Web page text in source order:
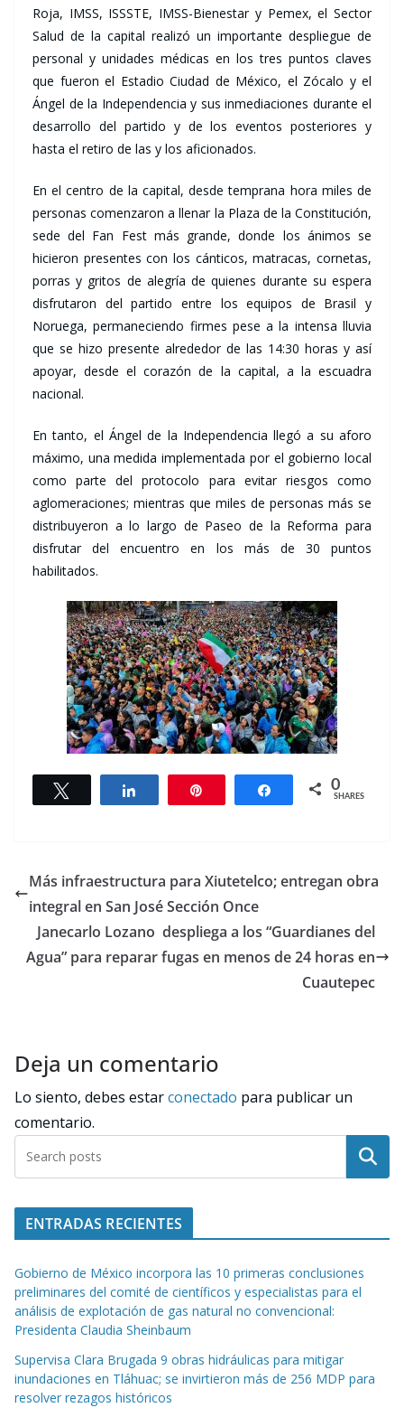
Roja, IMSS, ISSSTE, IMSS-Bienestar y Pemex, el Sector
Salud de la capital realizó un importante despliegue de
personal y unidades médicas en los tres puntos claves
que fueron el Estadio Ciudad de México, el Zócalo y el
Ángel de la Independencia y sus inmediaciones durante el
desarrollo del partido y de los eventos posteriores y
hasta el retiro de las y los aficionados.
En el centro de la capital, desde temprana hora miles de
personas comenzaron a llenar la Plaza de la Constitución,
sede del Fan Fest más grande, donde los ánimos se
hicieron presentes con los cánticos, matracas, cornetas,
porras y gritos de alegría de quienes durante su espera
disfrutaron del partido entre los equipos de Brasil y
Noruega, permaneciendo firmes pese a la intensa lluvia
que se hizo presente alrededor de las 14:30 horas y así
apoyar, desde el corazón de la capital, a la escuadra
nacional.
En tanto, el Ángel de la Independencia llegó a su aforo
máximo, una medida implementada por el gobierno local
como parte del protocolo para evitar riesgos como
aglomeraciones; mientras que miles de personas más se
distribuyeron a lo largo de Paseo de la Reforma para
disfrutar del encuentro en los más de 30 puntos
habilitados.
Share 0
SHARES
Más infraestructura para Xiutetelco; entregan obra
integral en San José Sección Once
Janecarlo Lozano despliega a los “Guardianes del
Agua” para reparar fugas en menos de 24 horas en
Cuautepec
Deja un comentario
Lo siento, debes estarconectado para publicar un
comentario.
Buscar
ENTRADAS RECIENTES
Gobierno de México incorpora las 10 primeras conclusiones
preliminares del comité de científicos y especialistas para el
análisis de explotación de gas natural no convencional:
Presidenta Claudia Sheinbaum
Supervisa Clara Brugada 9 obras hidráulicas para mitigar
inundaciones en Tláhuac; se invirtieron más de 256 MDP para
resolver rezagos históricos